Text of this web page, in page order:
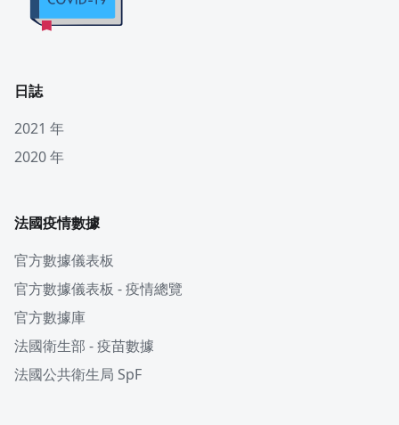
日誌
2021 年
2020 年
法國疫情數據
官方數據儀表板
官方數據儀表板 - 疫情總覽
官方數據庫
法國衛生部 - 疫苗數據
法國公共衛生局 SpF